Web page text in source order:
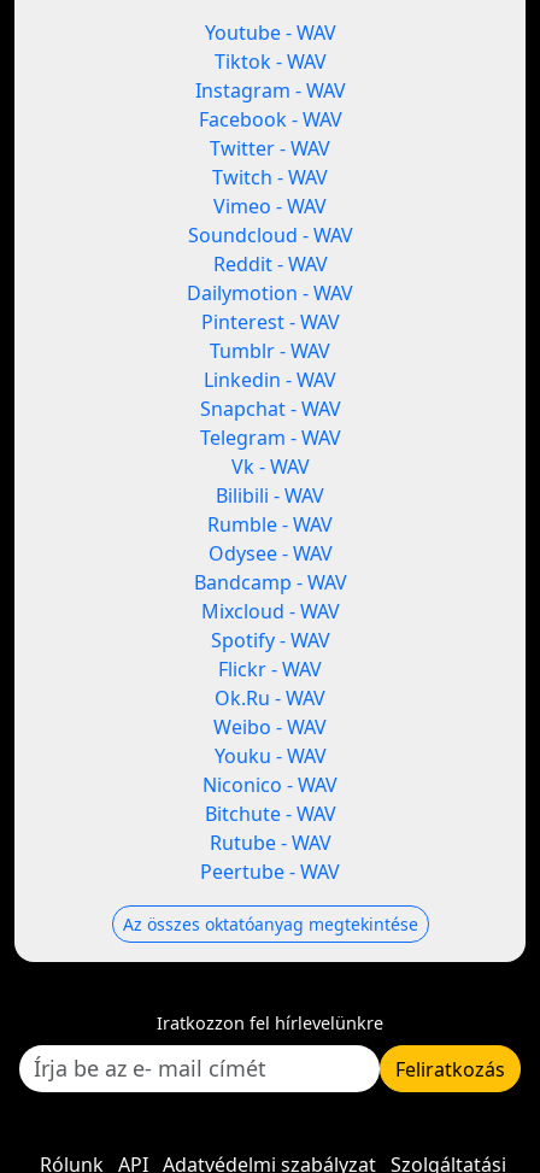
Youtube - WAV
Tiktok - WAV
Instagram - WAV
Facebook - WAV
Twitter - WAV
Twitch - WAV
Vimeo - WAV
Soundcloud - WAV
Reddit - WAV
Dailymotion - WAV
Pinterest - WAV
Tumblr - WAV
Linkedin - WAV
Snapchat - WAV
Telegram - WAV
Vk - WAV
Bilibili - WAV
Rumble - WAV
Odysee - WAV
Bandcamp - WAV
Mixcloud - WAV
Spotify - WAV
Flickr - WAV
Ok.Ru - WAV
Weibo - WAV
Youku - WAV
Niconico - WAV
Bitchute - WAV
Rutube - WAV
Peertube - WAV
Az összes oktatóanyag megtekintése
Iratkozzon fel hírlevelünkre
Feliratkozás
Rólunk API Adatvédelmi szabályzat Szolgáltatási